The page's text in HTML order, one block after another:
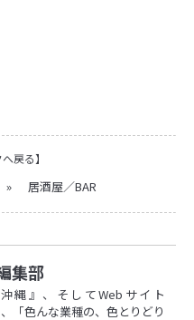
戻る】
» 居酒屋／BAR
集部
縄』、そしてWebサイト
「色んな業種の、色とりどり